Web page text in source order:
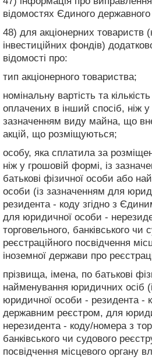
відомостях Єдиного
48) для акціонерних товариств
інвестиційних фондів)
відомості про:
тип акціонерного товариства;
номінальну вартість та
оплачених в інший спосіб, ніж
зазначенням виду майна, що
акцій, що розміщуються;
особу, яка сплатила за
ніж у грошовій формі, із
батькові фізичної особи або
особи (із зазначенням для
резидента - коду згідно з
для юридичної особи -
торговельного, банківського чи
реєстраційного посвідчення
іноземної держави про
прізвища, імена, по батькові
найменування юридичних осіб
юридичної особи - резидента -
державним реєстром, для
нерезидента - коду/номера з
банківського чи судового
посвідчення місцевого органу